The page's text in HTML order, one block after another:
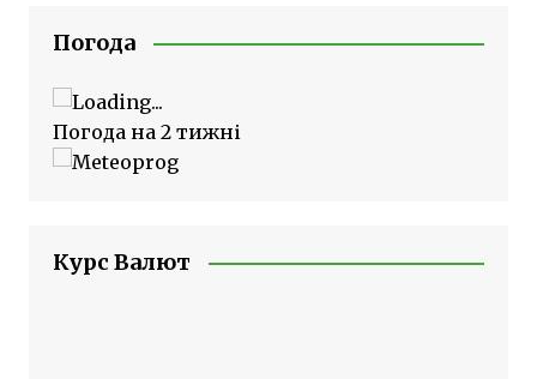
Погода
Погода на 2 тижні
Курс Валют